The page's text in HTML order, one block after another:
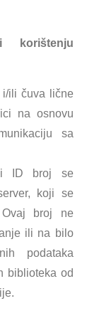
korištenju
i/ili čuva lične
na osnovu
sa
ID broj se
koji se
Ovaj broj ne
ili na bilo
podataka
biblioteka od